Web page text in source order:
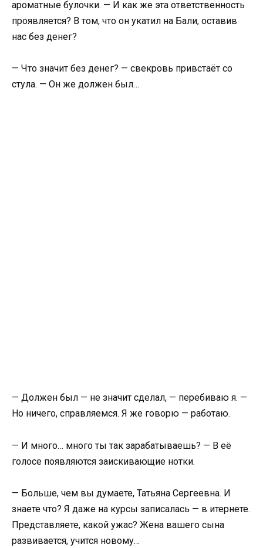
ароматные булочки. — И как же эта ответственность
проявляется? В том, что он укатил на Бали, оставив
нас без денег?
— Что значит без денег? — свекровь привстаёт со
стула. — Он же должен был…
— Должен был — не значит сделал, — перебиваю я. —
Но ничего, справляемся. Я же говорю — работаю.
— И много… много ты так зарабатываешь? — В её
голосе появляются заискивающие нотки.
— Больше, чем вы думаете, Татьяна Сергеевна. И
знаете что? Я даже на курсы записалась — в итернете.
Представляете, какой ужас? Жена вашего сына
развивается, учится новому…